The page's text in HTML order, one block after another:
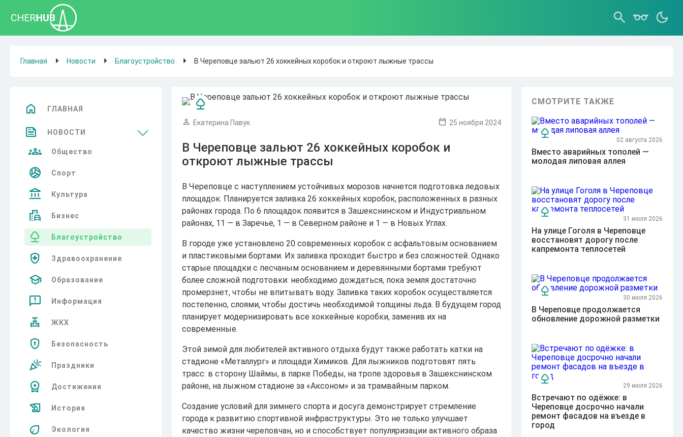
Главная Новости Благоустройство В Череповце зальют 26 хоккейных коробок и откроют лыжные трассы
ГЛАВНАЯ
НОВОСТИ
Общество
Спорт
Культура
Бизнес
Благоустройство
Здравоохранение
Образование
Информация
ЖКХ
Безопасность
Праздники
Достижения
История
Экология
Екатерина Павук 25 ноября 2024
В Череповце зальют 26 хоккейных коробок и
откроют лыжные трассы
В Череповце с наступлением устойчивых морозов начнется подготовка ледовых
площадок. Планируется заливка 26 хоккейных коробок, расположенных в разных
районах города. По 6 площадок появится в Зашекснинском и Индустриальном
районах, 11 — в Заречье, 1 — в Северном районе и 1 — в Новых Углах.
В городе уже установлено 20 современных коробок с асфальтовым основанием
и пластиковыми бортами. Их заливка проходит быстро и без сложностей. Однако
старые площадки с песчаным основанием и деревянными бортами требуют
более сложной подготовки: необходимо дождаться, пока земля достаточно
промерзнет, чтобы не впитывать воду. Заливка таких коробок осуществляется
постепенно, слоями, чтобы достичь необходимой толщины льда. В будущем город
планирует модернизировать все хоккейные коробки, заменив их на
современные.
Этой зимой для любителей активного отдыха будут также работать катки на
стадионе «Металлург» и площади Химиков. Для лыжников подготовят пять
трасс: в сторону Шаймы, в парке Победы, на тропе здоровья в Зашекснинском
районе, на лыжном стадионе за «Аксоном» и за трамвайным парком.
Создание условий для зимнего спорта и досуга демонстрирует стремление
города к развитию спортивной инфраструктуры. Это не только улучшает
качество жизни череповчан, но и способствует популяризации активного образа
СМОТРИТЕ ТАКЖЕ
02 августа 2026
Вместо аварийных тополей —
молодая липовая аллея
31 июля 2026
На улице Гоголя в Череповце
восстановят дорогу после
капремонта теплосетей
30 июля 2026
В Череповце продолжается
обновление дорожной разметки
29 июля 2026
Встречают по одёжке: в
Череповце досрочно начали
ремонт фасадов на въезде в
город